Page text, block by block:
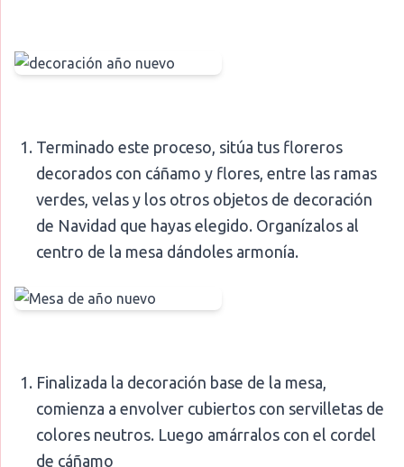
Terminado este proceso, sitúa tus floreros
decorados con cáñamo y flores, entre las ramas
verdes, velas y los otros objetos de decoración
de Navidad que hayas elegido. Organízalos al
centro de la mesa dándoles armonía.
Finalizada la decoración base de la mesa,
comienza a envolver cubiertos con servilletas de
colores neutros. Luego amárralos con el cordel
de cáñamo